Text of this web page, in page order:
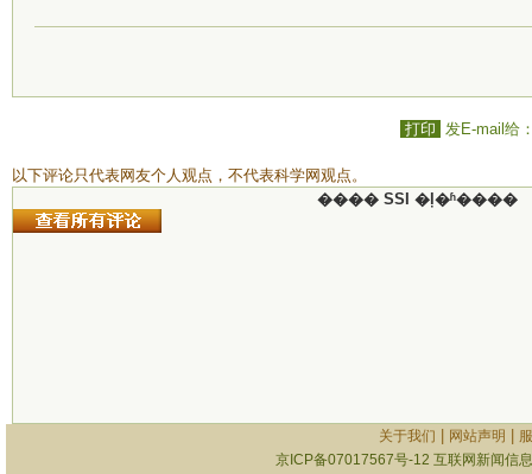
打印 发E-mail给
以下评论只代表网友个人观点，不代表科学网观点。
���� SSI �ļ�ʱ����
关于我们 网站声明
京ICP备07017567号-12 互联网新闻信